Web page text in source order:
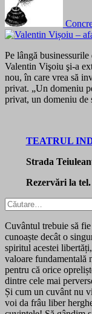
Pe lângă
Valentin Vişoiu şi-a
nou, în care vrea să
privat. „Un domeniu
privat, un domeniu
TEATRUL
Strada
Rezervări la tel.
Caută
după:
Cuvântul trebuie să
cunoaște decât o
spiritul acestei
valoare fundamentală
pentru că orice
dintre cele mai
Și cum un cuvânt nu
voi da frâu liber